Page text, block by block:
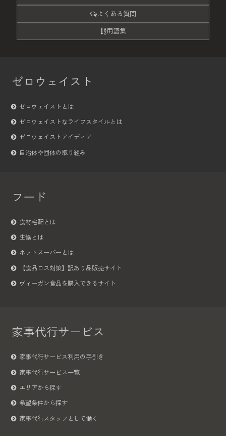
よくある質問
用語集
ゼロウェイスト
ゼロウェイストとは
ゼロウェイストなライフスタイルとは
ゼロウェイストアイディア
自治体や団体の取り組み
フード
食材宅配とは
生協とは
ネットスーパーとは
【食品ロス対策】訳あり品販売サイト
ヴィーガン食品を購入できるサイト
家事代行サービス
家事代行サービス利用の手引き
家事代行サービス一覧
エリアから探す
希望条件から探す
家事代行スタッフとして働く